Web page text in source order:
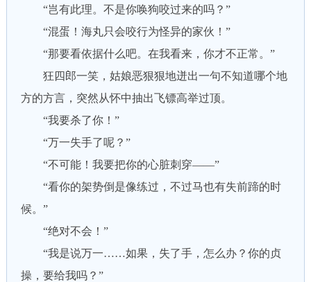
“岂有此理。不是你唤狗咬过来的吗？”
“混蛋！海丸只会咬行为怪异的家伙！”
“那要看依据什么吧。在我看来，你才不正常。”
狂四郎一笑，姑娘恶狠狠地迸出一句不知道哪个地
方的方言，突然从怀中抽出飞镖高举过顶。
“我要杀了你！”
“万一失手了呢？”
“不可能！我要把你的心脏刺穿——”
“看你的架势倒是像练过，不过马也有失前蹄的时
候。”
“绝对不会！”
“我是说万一……如果，失了手，怎么办？你的贞
操，要给我吗？”